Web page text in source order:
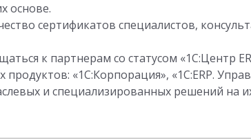
основе.
сертификатов специалистов,
к партнерам со статусом «1С:Центр
«1С:Корпорация», «1С:ERP.
и специализированных решений на